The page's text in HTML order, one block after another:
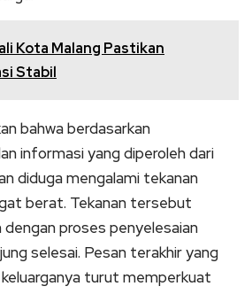
Kota Malang Pastikan
Stabil
bahwa berdasarkan
informasi yang diperoleh dari
diduga mengalami tekanan
berat. Tekanan tersebut
proses penyelesaian
selesai. Pesan terakhir yang
turut memperkuat